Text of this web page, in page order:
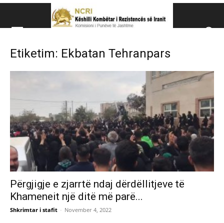
Këshillit Kombëtar të
Këshillit Kombëtar të Rezistencës së Iranit (NCRI)
Etiketim: Ekbatan Tehranpars
Përgjigje e zjarrtë ndaj dërdëllitjeve të
Khameneit një ditë më parë...
Shkrimtar i stafit - November 4, 2022